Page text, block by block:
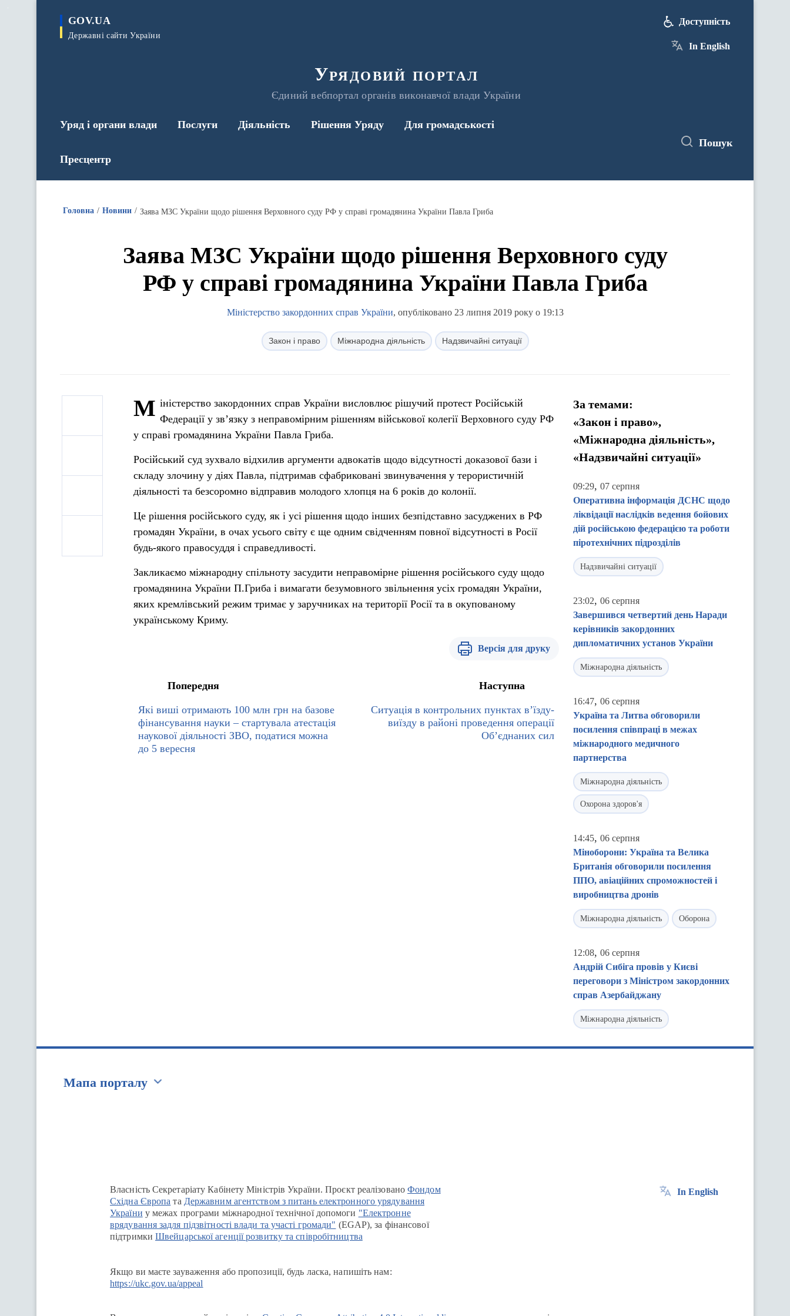
GOV.UA
Державні сайти України
Урядовий портал
Єдиний вебпортал органів виконавчої влади України
Доступність
In English
Уряд і органи влади Послуги Діяльність Рішення Уряду Для громадськості
Пресцентр
Пошук
Головна Новини Заява МЗС України щодо рішення Верховного суду РФ у справі громадянина України Павла Гриба
Заява МЗС України щодо рішення Верховного суду
РФ у справі громадянина України Павла Гриба
Міністерство закордонних справ України, опубліковано 23 липня 2019 року о 19:13
Закон і право Міжнародна діяльність Надзвичайні ситуації
М іністерство закордонних справ України висловлює рішучий протест Російській
Федерації у зв’язку з неправомірним рішенням військової колегії Верховного суду РФ
у справі громадянина України Павла Гриба.
Російський суд зухвало відхилив аргументи адвокатів щодо відсутності доказової бази і
складу злочину у діях Павла, підтримав сфабриковані звинувачення у терористичній
діяльності та безсоромно відправив молодого хлопця на 6 років до колонії.
Це рішення російського суду, як і усі рішення щодо інших безпідставно засуджених в РФ
громадян України, в очах усього світу є ще одним свідченням повної відсутності в Росії
будь-якого правосуддя і справедливості.
Закликаємо міжнародну спільноту засудити неправомірне рішення російського суду щодо
громадянина України П.Гриба і вимагати безумовного звільнення усіх громадян України,
яких кремлівський режим тримає у заручниках на території Росії та в окупованому
українському Криму.
Версія для друку
Попередня
Які виші отримають 100 млн грн на базове
фінансування науки – стартувала атестація
наукової діяльності ЗВО, податися можна
до 5 вересня
Наступна
Ситуація в контрольних пунктах в’їзду-
виїзду в районі проведення операції
Об’єднаних сил
За темами:
«Закон і право»,
«Міжнародна діяльність»,
«Надзвичайні ситуації»
09:29, 07 серпня
Оперативна інформація ДСНС щодо
ліквідації наслідків ведення бойових
дій російською федерацією та роботи
піротехнічних підрозділів
Надзвичайні ситуації
23:02, 06 серпня
Завершився четвертий день Наради
керівників закордонних
дипломатичних установ України
Міжнародна діяльність
16:47, 06 серпня
Україна та Литва обговорили
посилення співпраці в межах
міжнародного медичного
партнерства
Міжнародна діяльність
Охорона здоров'я
14:45, 06 серпня
Міноборони: Україна та Велика
Британія обговорили посилення
ППО, авіаційних спроможностей і
виробництва дронів
Міжнародна діяльність Оборона
12:08, 06 серпня
Андрій Сибіга провів у Києві
переговори з Міністром закордонних
справ Азербайджану
Міжнародна діяльність
Мапа порталу
Власність Секретаріату Кабінету Міністрів України. Проєкт реалізованоФондом
Східна Європа та Державним агентством з питань електронного урядування
України у межах програми міжнародної технічної допомоги "Електронне
врядування задля підзвітності влади та участі громади" (EGAP), за фінансової
підтримки Швейцарської агенції розвитку та співробітництва
Якщо ви маєте зауваження або пропозиції, будь ласка, напишіть нам:
https://ukc.gov.ua/appeal
In English